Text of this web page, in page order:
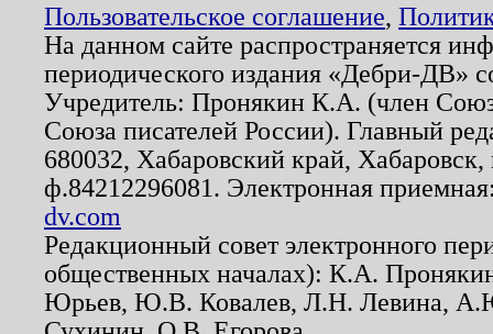
Пользовательское соглашение,
На данном сайте распространяется
периодического издания «Дебри-ДВ»
Учредитель: Пронякин К.А. (член
Союза писателей России). Главный
680032, Хабаровский край,
ф.84212296081. Электронная
dv.com
Редакционный совет электронного
общественных началах): К.А.
Юрьев, Ю.В. Ковалев, Л.Н. Левина,